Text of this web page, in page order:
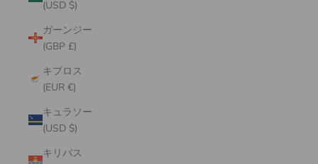
(USD $)
ガーンジー
(GBP £)
キプロス
(EUR €)
キュラソー
(USD $)
キリバス